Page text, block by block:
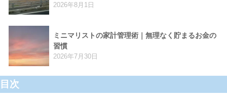
2026年8月1日
ミニマリストの家計管理術｜無理なく貯まるお金の
習慣
2026年7月30日
目次